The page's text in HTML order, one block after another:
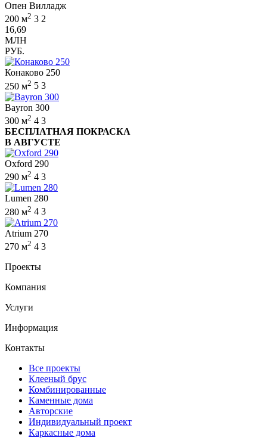
Опен Вилладж
200 м2 3 2
16,69
МЛН
РУБ.
Конаково 250
250 м2 5 3
Bayron 300
300 м2 4 3
БЕСПЛАТНАЯ ПОКРАСКА
В АВГУСТЕ
Oxford 290
290 м2 4 3
Lumen 280
280 м2 4 3
Atrium 270
270 м2 4 3
Проекты
Компания
Услуги
Информация
Контакты
Все проекты
Клееный брус
Комбинированные
Каменные дома
Авторские
Индивидуальный проект
Каркасные дома